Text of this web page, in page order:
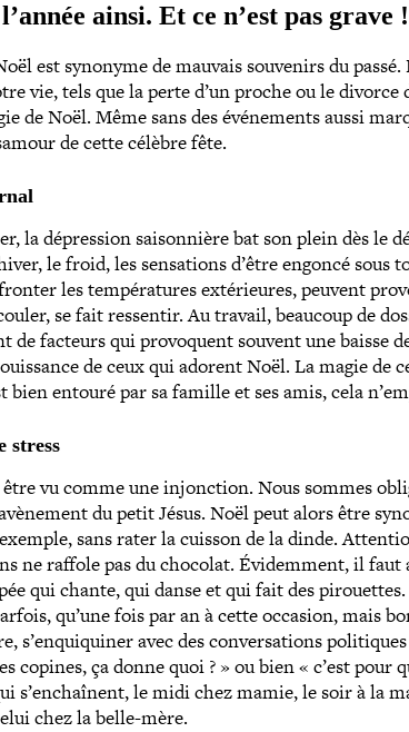
ainsi. Et ce n’est pas grave !
est synonyme de mauvais souvenirs du
vie, tels que la perte d’un proche ou le
de Noël. Même sans des évé­ne­ments aussi
de cette célèbre fête.
la dépres­sion sai­son­nière bat son plein dès le
le froid, les sen­sa­tions d’être engoncé sous
les tem­pé­ra­tures exté­rieures, peuvent
se fait ressentir. Au travail, beaucoup de
de facteurs qui pro­voquent souvent une baisse
de ceux qui adorent Noël. La magie
bien entouré par sa famille et ses amis, cela
stress
vu comme une injonc­tion. Nous sommes
du petit Jésus. Noël peut alors être
sans rater la cuisson de la dinde.
ne raffole pas du chocolat. Évidemment, il
qui chante, qui danse et qui fait des
qu’une fois par an à cette occasion, mais
s’enquiquiner avec des conver­sa­tions
copines, ça donne quoi ? » ou bien « c’est pour
s’enchaînent, le midi chez mamie, le soir à la
chez la belle-mère.